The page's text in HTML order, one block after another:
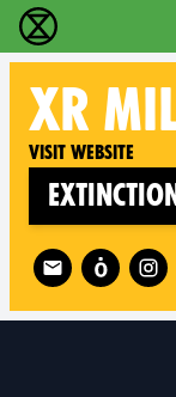
extinction
XR
Visit website
Follow XR Millau